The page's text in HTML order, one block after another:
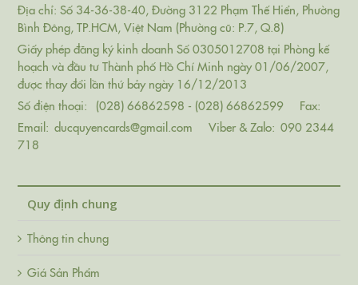
Địa chỉ: Số 34-36-38-40, Đường 3122 Phạm Thế Hiển, Phường
Bình Đông, TP.HCM, Việt Nam (Phường cũ: P.7, Q.8)
Giấy phép đăng ký kinh doanh Số 0305012708 tại Phòng kế
hoạch và đầu tư Thành phố Hồ Chí Minh ngày 01/06/2007,
được thay đổi lần thứ bảy ngày 16/12/2013
Số điện thoại:
(028) 66862598 - (028) 66862599
Fax:
Email: ducquyencards@gmail.com Viber & Zalo: 090 2344
718
Quy định chung
Thông tin chung
Giá Sản Phẩm